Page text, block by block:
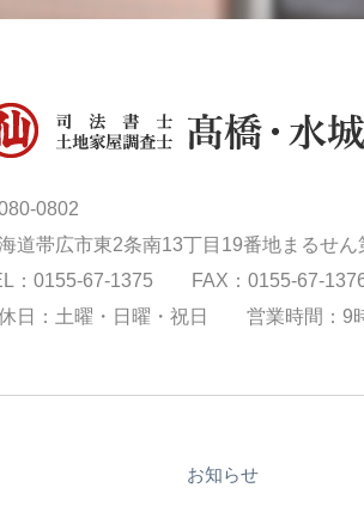
0802
道帯広市東2条南13丁目19番地まるせん
：0155-67-1375 FAX：0155-67-
日：土曜・日曜・祝日 営業時間：9
お知らせ